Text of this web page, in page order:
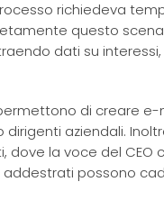
richiedeva
questo
dati su
di creare
aziendali.
la voce del CEO
possono